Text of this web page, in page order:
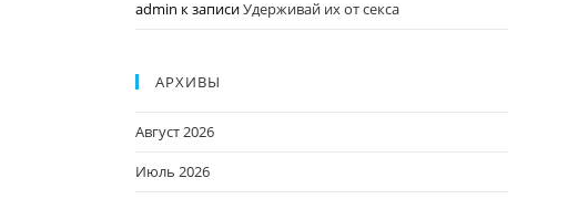
admin к записиУдерживай их от секса
АРХИВЫ
Август 2026
Июль 2026